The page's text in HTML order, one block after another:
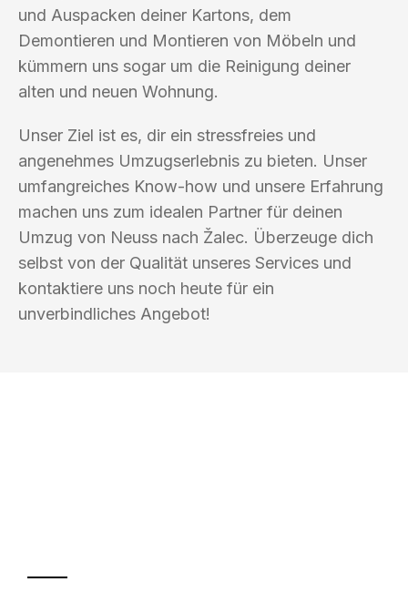
und Auspacken deiner Kartons, dem
Demontieren und Montieren von Möbeln und
kümmern uns sogar um die Reinigung deiner
alten und neuen Wohnung.
Unser Ziel ist es, dir ein stressfreies und
angenehmes Umzugserlebnis zu bieten. Unser
umfangreiches Know-how und unsere Erfahrung
machen uns zum idealen Partner für deinen
Umzug von Neuss nach Žalec. Überzeuge dich
selbst von der Qualität unseres Services und
kontaktiere uns noch heute für ein
unverbindliches Angebot!